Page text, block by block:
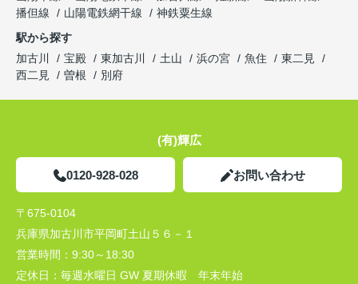
播但線
山陽電鉄網干線
神鉄粟生線
駅から探す
加古川
宝殿 東加古川 土山 浜の宮 魚住
東二見
西二見
曽根 別府
(有)輝広
0120-928-028 お問い合わせ
〒675-0104
兵庫県加古川市平岡町土山５６－１
営業時間： 9:30～18:30
定休日： 毎週水曜日 GW 夏期休暇 年末年始